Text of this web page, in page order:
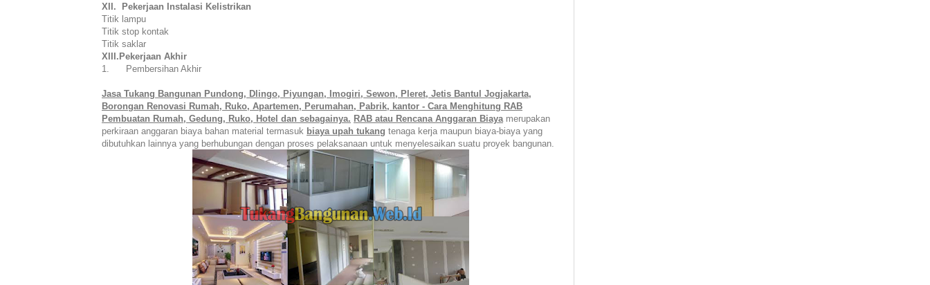
XII. Pekerjaan Instalasi Kelistrikan
Titik lampu
Titik stop kontak
Titik saklar
XIII.Pekerjaan Akhir
1. Pembersihan Akhir
Jasa Tukang Bangunan Pundong, Dlingo, Piyungan, Imogiri, Sewon, Pleret, Jetis Bantul Jogjakarta,
Borongan Renovasi Rumah, Ruko, Apartemen, Perumahan, Pabrik, kantor - Cara Menghitung RAB
Pembuatan Rumah, Gedung, Ruko, Hotel dan sebagainya. RAB atau Rencana Anggaran Biayamerupakan
perkiraan anggaran biaya bahan material termasuk biaya upah tukang tenaga kerja maupun biaya-biaya yang
dibutuhkan lainnya yang berhubungan dengan proses pelaksanaan untuk menyelesaikan suatu proyek bangunan.